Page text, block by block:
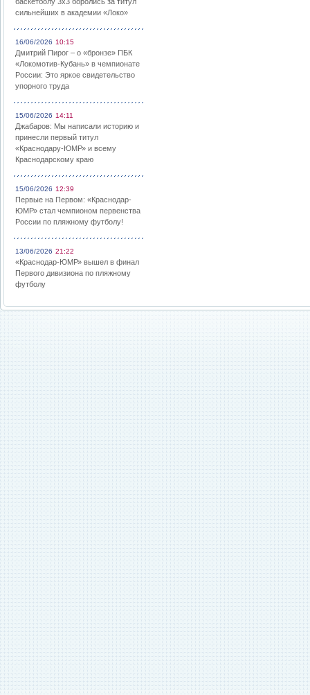
сильнейших в академии «Локо»
16/06/2026 10:15
Дмитрий Пирог – о «бронзе» ПБК
«Локомотив-Кубань» в чемпионате
России: Это яркое свидетельство
упорного труда
15/06/2026 14:11
Джабаров: Мы написали историю и
принесли первый титул
«Краснодару-ЮМР» и всему
Краснодарскому краю
15/06/2026 12:39
Первые на Первом: «Краснодар-
ЮМР» стал чемпионом первенства
России по пляжному футболу!
13/06/2026 21:22
«Краснодар-ЮМР» вышел в финал
Первого дивизиона по пляжному
футболу